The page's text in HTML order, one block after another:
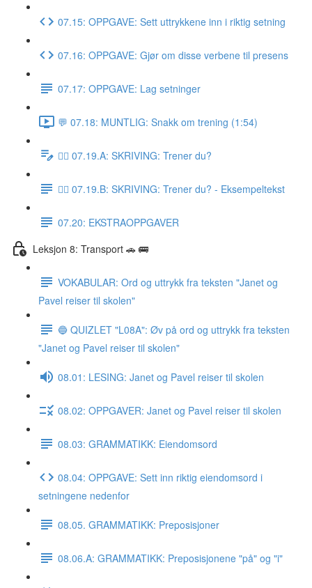
07.15: OPPGAVE: Sett uttrykkene inn i riktig setning
07.16: OPPGAVE: Gjør om disse verbene til presens
07.17: OPPGAVE: Lag setninger
💬 07.18: MUNTLIG: Snakk om trening (1:54)
✍🏼 07.19.A: SKRIVING: Trener du?
✍🏼 07.19.B: SKRIVING: Trener du? - Eksempeltekst
07.20: EKSTRAOPPGAVER
Leksjon 8: Transport 🚗 🚌
VOKABULAR: Ord og uttrykk fra teksten "Janet og
Pavel reiser til skolen"
🔵 QUIZLET "L08A": Øv på ord og uttrykk fra teksten
"Janet og Pavel reiser til skolen"
08.01: LESING: Janet og Pavel reiser til skolen
08.02: OPPGAVER: Janet og Pavel reiser til skolen
08.03: GRAMMATIKK: Eiendomsord
08.04: OPPGAVE: Sett inn riktig eiendomsord i
setningene nedenfor
08.05. GRAMMATIKK: Preposisjoner
08.06.A: GRAMMATIKK: Preposisjonene "på" og "i"